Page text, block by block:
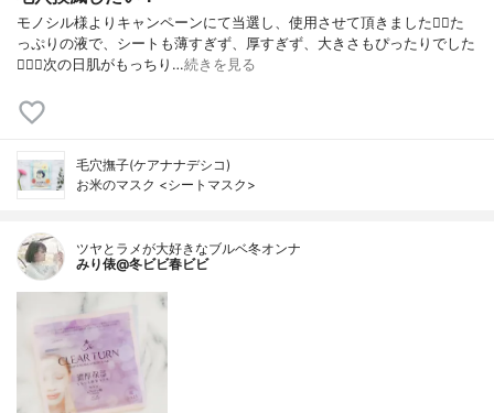
モノシル様よりキャンペーンにて当選し、使用させて頂きました🙇‍♀️た
っぷりの液で、シートも薄すぎず、厚すぎず、大きさもぴったりでした
🙆🏻‍♀️次の日肌がもっちり…続きを見る
毛穴撫子(ケアナナデシコ)
お米のマスク <シートマスク>
ツヤとラメが大好きなブルベ冬オンナ
みり俵@冬ビビ春ビビ